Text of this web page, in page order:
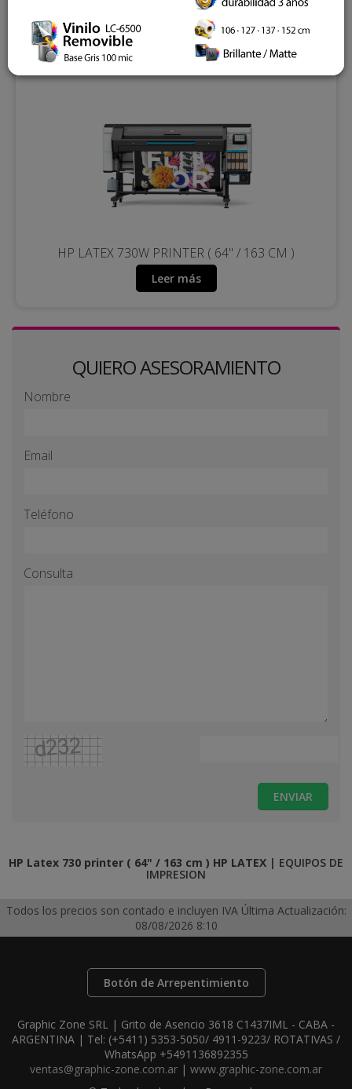
HP LATEX 730W PRINTER ( 64" / 163 CM )
Leer más
QUIERO ASESORAMIENTO
Nombre
Email
Teléfono
Consulta
ENVIAR
HP Latex 730 printer ( 64" / 163 cm ) HP LATEX | EQUIPOS DE
IMPRESION
Todos los precios son contado e incluyen IVA Última Actualización:
08/08/2026 8:10
Botón de Arrepentimiento
Graphic Zone SRL | Grito de Asencio 3618 C1437IML - CABA -
ARGENTINA | Tel: (+5411) 5353-5050/ 4911-9223/ ROTATIVAS /
WhatsApp +5491136892355
ventas@graphic-zone.com.ar | www.graphic-zone.com.ar